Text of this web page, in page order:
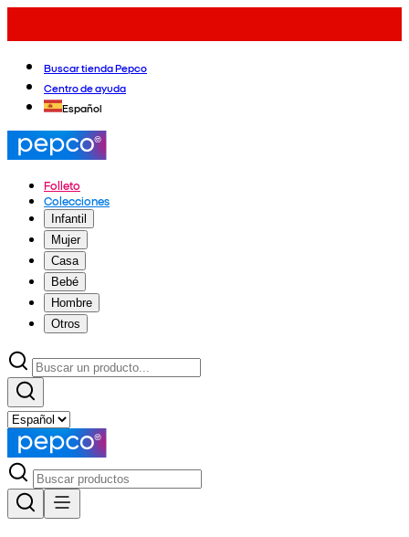
Buscar tienda Pepco
Centro de ayuda
Español
Folleto
Colecciones
Infantil
Mujer
Casa
Bebé
Hombre
Otros